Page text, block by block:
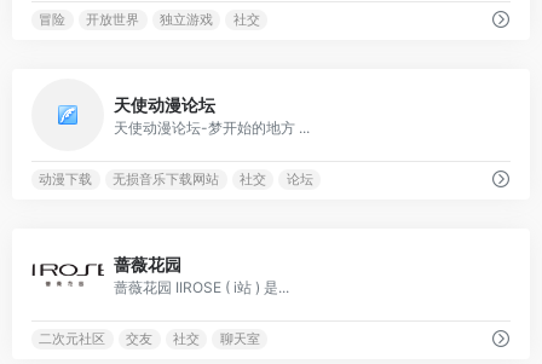
冒险 开放世界 独立游戏 社交
天使动漫论坛
天使动漫论坛-梦开始的地方 ...
动漫下载 无损音乐下载网站 社交 论坛
蔷薇花园
蔷薇花园 IIROSE ( i站 ) 是...
二次元社区 交友 社交 聊天室